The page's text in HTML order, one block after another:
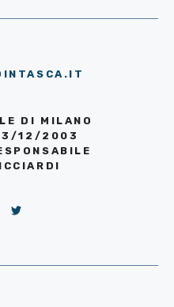
DI MILANO
12/2003